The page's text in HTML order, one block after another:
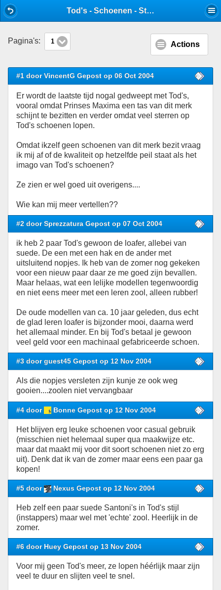
Tod's - Schoenen - Stijlforum
Pagina's: 1 Actions
#1 door VincentG Gepost op 06 Oct 2004
Er wordt de laatste tijd nogal gedweept met Tod's,
vooral omdat Prinses Maxima een tas van dit merk
schijnt te bezitten en verder omdat veel sterren op
Tod's schoenen lopen.
Omdat ikzelf geen schoenen van dit merk bezit vraag
ik mij af of de kwaliteit op hetzelfde peil staat als het
imago van Tod's schoenen?
Ze zien er wel goed uit overigens....
Wie kan mij meer vertellen??
#2 door Sprezzatura Gepost op 07 Oct 2004
ik heb 2 paar Tod's gewoon de loafer, allebei van
suede. De een met een hak en de ander met
uitsluitend nopjes. Ik heb van de zomer nog gekeken
voor een nieuw paar daar ze me goed zijn bevallen.
Maar helaas, wat een lelijke modellen tegenwoordig
en niet eens meer met een leren zool, alleen rubber!
De oude modellen van ca. 10 jaar geleden, dus echt
de glad leren loafer is bijzonder mooi, daarna werd
het allemaal minder. En bij Tod's betaal je gewoon
veel geld voor een machinaal gefabriceerde schoen.
#3 door guest45 Gepost op 12 Nov 2004
Als die nopjes versleten zijn kunje ze ook weg
gooien....zoolen niet vervangbaar
#4 door Bonne Gepost op 12 Nov 2004
Het blijven erg leuke schoenen voor casual gebruik
(misschien niet helemaal super qua maakwijze etc.
maar dat maakt mij voor dit soort schoenen niet zo erg
uit). Denk dat ik van de zomer maar eens een paar ga
kopen!
#5 door Nexus Gepost op 12 Nov 2004
Heb zelf een paar suede Santoni's in Tod's stijl
(instappers) maar wel met 'echte' zool. Heerlijk in de
zomer.
#6 door Huey Gepost op 13 Nov 2004
Voor mij geen Tod's meer, ze lopen héérlijk maar zijn
veel te duur en slijten veel te snel.